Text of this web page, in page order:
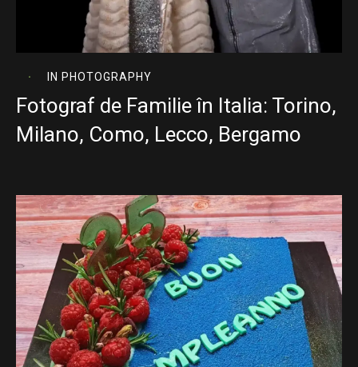
IN PHOTOGRAPHY
Fotograf de Familie în Italia: Torino,
Milano, Como, Lecco, Bergamo